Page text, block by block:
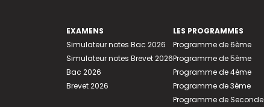
EXAMENS
Simulateur notes Bac 2026
Simulateur notes Brevet 2026
Bac 2026
Brevet 2026
LES PROGRAMMES
Programme de 6ème
Programme de 5ème
Programme de 4ème
Programme de 3ème
Programme de Seconde